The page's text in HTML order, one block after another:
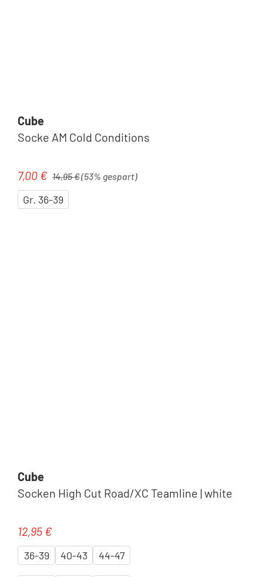
Cube
Socke AM Cold Conditions
Verkaufspreis:
7,00 € 14,95 €(53% gespart)
Gr. 36-39
Cube
Socken High Cut Road/XC Teamline | white
Regulärer Preis:
12,95 €
36-39 40-43 44-47